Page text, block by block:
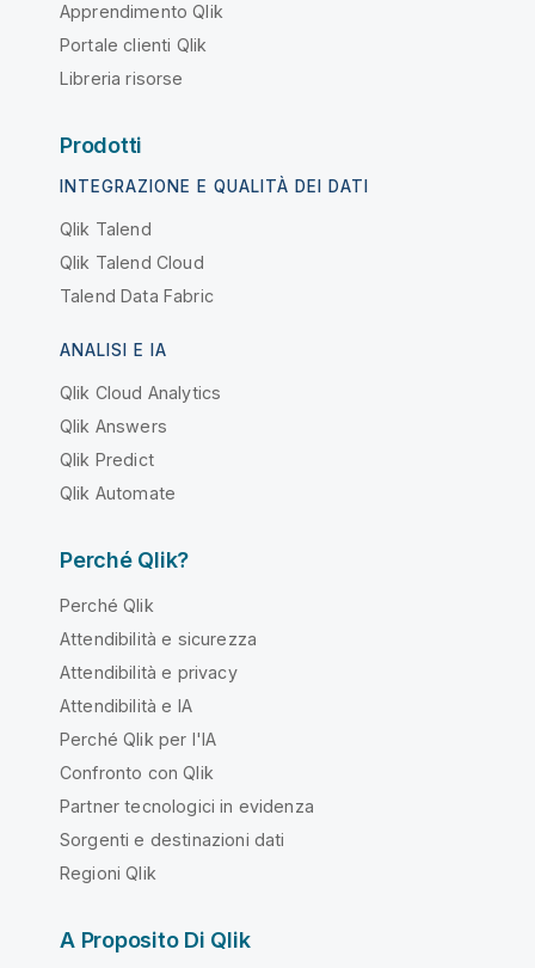
Apprendimento Qlik
Portale clienti Qlik
Libreria risorse
Prodotti
INTEGRAZIONE E QUALITÀ DEI DATI
Qlik Talend
Qlik Talend Cloud
Talend Data Fabric
ANALISI E IA
Qlik Cloud Analytics
Qlik Answers
Qlik Predict
Qlik Automate
Perché Qlik?
Perché Qlik
Attendibilità e sicurezza
Attendibilità e privacy
Attendibilità e IA
Perché Qlik per l'IA
Confronto con Qlik
Partner tecnologici in evidenza
Sorgenti e destinazioni dati
Regioni Qlik
A Proposito Di Qlik